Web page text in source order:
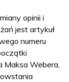
opinii i
jest artykuł
numeru
Maksa Webera,